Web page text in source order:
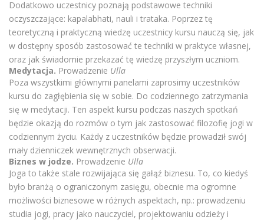
Dodatkowo uczestnicy poznają podstawowe techniki
oczyszczające: kapalabhati, nauli i trataka. Poprzez tę
teoretyczną i praktyczną wiedzę uczestnicy kursu nauczą się, jak
w dostępny sposób zastosować te techniki w praktyce własnej,
oraz jak świadomie przekazać tę wiedzę przyszłym uczniom.
Medytacja. Prowadzenie Ulla
Poza wszystkimi głównymi panelami zaprosimy uczestników
kursu do zagłębienia się w sobie. Do codziennego zatrzymania
się w medytacji. Ten aspekt kursu podczas naszych spotkań
będzie okazją do rozmów o tym jak zastosować filozofię jogi w
codziennym życiu. Każdy z uczestników będzie prowadził swój
mały dzienniczek wewnętrznych obserwacji.
Biznes w jodze. Prowadzenie Ulla
Joga to także stale rozwijająca się gałąź biznesu. To, co kiedyś
było branżą o ograniczonym zasięgu, obecnie ma ogromne
możliwości biznesowe w różnych aspektach, np.: prowadzeniu
studia jogi, pracy jako nauczyciel, projektowaniu odzieży i